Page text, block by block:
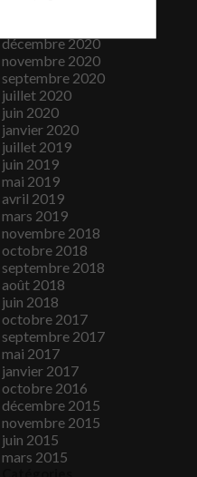
décembre 2020
novembre 2020
septembre 2020
juillet 2020
juin 2020
janvier 2020
juillet 2019
juin 2019
mai 2019
avril 2019
mars 2019
novembre 2018
octobre 2018
septembre 2018
août 2018
juin 2018
octobre 2017
septembre 2017
mai 2017
janvier 2017
octobre 2016
décembre 2015
novembre 2015
juin 2015
mars 2015